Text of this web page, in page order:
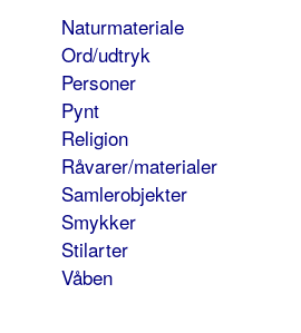
Naturmateriale
Ord/udtryk
Personer
Pynt
Religion
Råvarer/materialer
Samlerobjekter
Smykker
Stilarter
Våben